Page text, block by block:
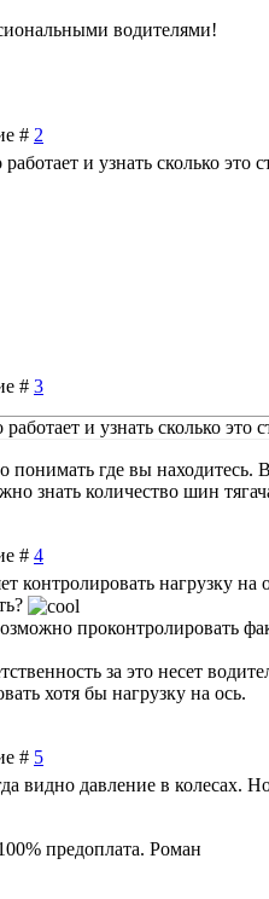
водителями!
# 2
и узнать сколько это
# 3
и узнать сколько это
где вы находитесь.
знать количество шин
# 4
контролировать нагрузку на
проконтролировать
за это несет
хотя бы нагрузку на ось.
# 5
видно давление в колесах.
предоплата. Роман